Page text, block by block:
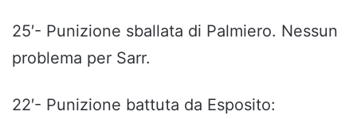
25′- Punizione sballata di Palmiero. Nessun
problema per Sarr.
22′- Punizione battuta da Esposito: